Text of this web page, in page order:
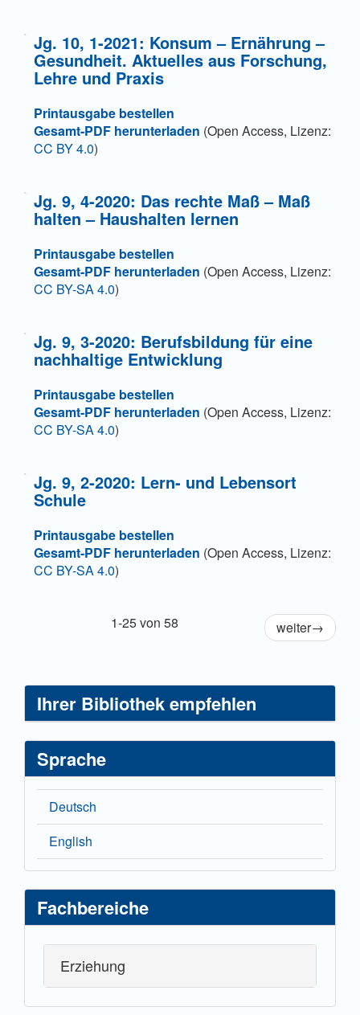
Jg. 10, 1-2021: Konsum – Ernährung –
Gesundheit. Aktuelles aus Forschung,
Lehre und Praxis
Printausgabe bestellen
Gesamt-PDF herunterladen (Open Access, Lizenz:
CC BY 4.0)
Jg. 9, 4-2020: Das rechte Maß – Maß
halten – Haushalten lernen
Printausgabe bestellen
Gesamt-PDF herunterladen (Open Access, Lizenz:
CC BY-SA 4.0)
Jg. 9, 3-2020: Berufsbildung für eine
nachhaltige Entwicklung
Printausgabe bestellen
Gesamt-PDF herunterladen (Open Access, Lizenz:
CC BY-SA 4.0)
Jg. 9, 2-2020: Lern- und Lebensort
Schule
Printausgabe bestellen
Gesamt-PDF herunterladen (Open Access, Lizenz:
CC BY-SA 4.0)
1-25 von 58 weiter→
Ihrer Bibliothek empfehlen
Sprache
Deutsch
English
Fachbereiche
Erziehung